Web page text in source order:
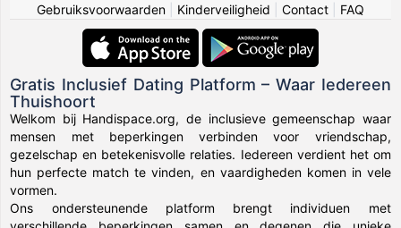
Gebruiksvoorwaarden
Kinderveiligheid Contact FAQ
Gratis Inclusief Dating Platform – Waar Iedereen
Thuishoort
Welkom bij Handispace.org, de inclusieve gemeenschap waar
mensen met beperkingen verbinden voor vriendschap,
gezelschap en betekenisvolle relaties. Iedereen verdient het om
hun perfecte match te vinden, en vaardigheden komen in vele
vormen.
Ons ondersteunende platform brengt individuen met